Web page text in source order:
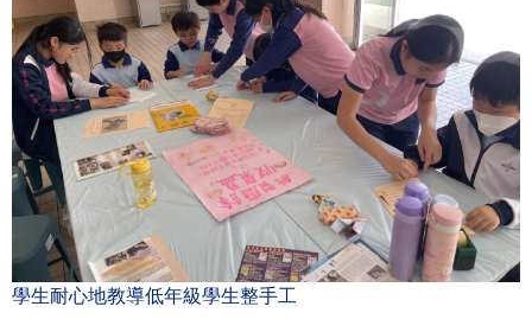
學生耐心地教導低年級學生整手工